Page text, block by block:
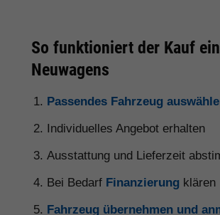
So funktioniert der Kauf
Neuwagens
Passendes Fahrzeug
Individuelles Angebot erhalten
Ausstattung und Lieferzeit
Bei Bedarf Finanzierung klären
Fahrzeug übernehmen und